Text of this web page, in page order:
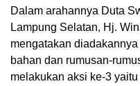
Dalam arahannya Duta
Lampung Selatan, Hj.
mengatakan
bahan dan rumusan-
melakukan aksi ke-3